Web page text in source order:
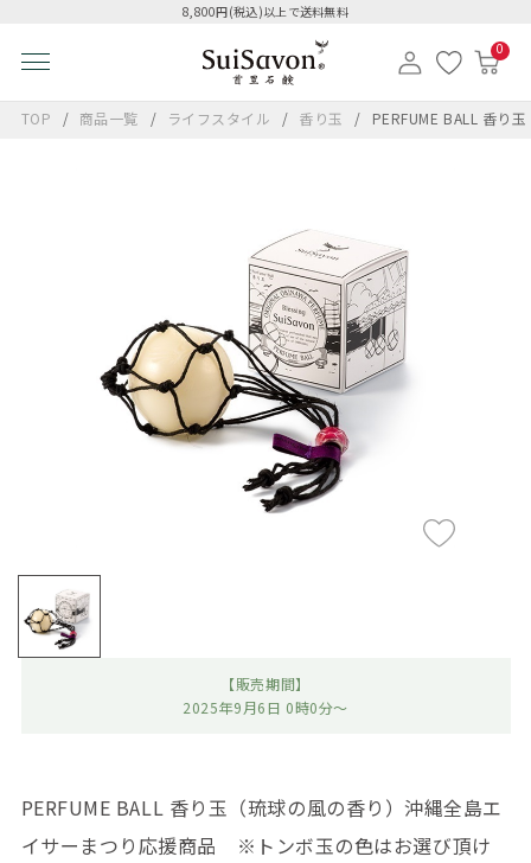
8,800円(税込)以上で送料無料
0
TOP 商品一覧 ライフスタイル 香り玉 PERFUME BALL 香り
【販売期間】
2025年9月6日 0時0分～
PERFUME BALL 香り玉（琉球の風の香り）沖縄全島エ
イサーまつり応援商品 ※トンボ玉の色はお選び頂け